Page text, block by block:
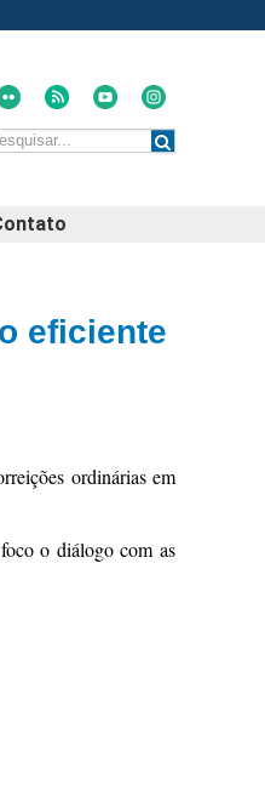
eficiente
ordinárias em
o diálogo com as